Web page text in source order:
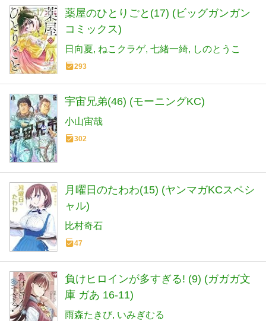
薬屋のひとりごと(17) (ビッグガンガン
コミックス)
日向夏 ねこクラゲ 七緒一綺 しのとうこ
293
宇宙兄弟(46) (モーニングKC)
小山宙哉
302
月曜日のたわわ(15) (ヤンマガKCスペシ
ャル)
比村奇石
47
負けヒロインが多すぎる! (9) (ガガガ文
庫 ガあ 16-11)
雨森たきび いみぎむる